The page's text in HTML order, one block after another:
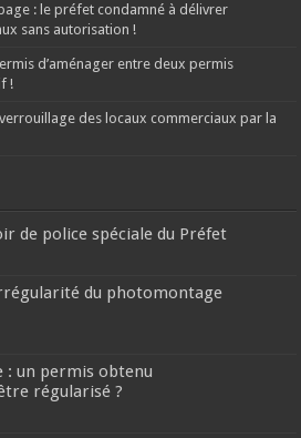
: le préfet condamné à délivrer
sans autorisation !
d’aménager entre deux permis
!
des locaux commerciaux par la
de police spéciale du Préfet
du photomontage
: un permis obtenu
régularisé ?